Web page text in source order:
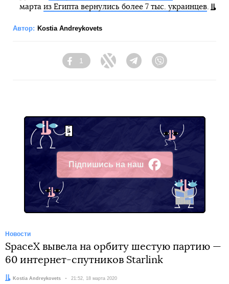
марта из Египта вернулись более 7 тыс. украинцев.
Автор: Kostia Andreykovets
Facebook
1
Twitter TelegramViber
Підпишись на наш
Facebook
Новости
SpaceX вывела на орбиту шестую партию —
60 интернет-спутников Starlink
Автор:Kostia Andreykovets Дата:
21:52, 18 марта 2020